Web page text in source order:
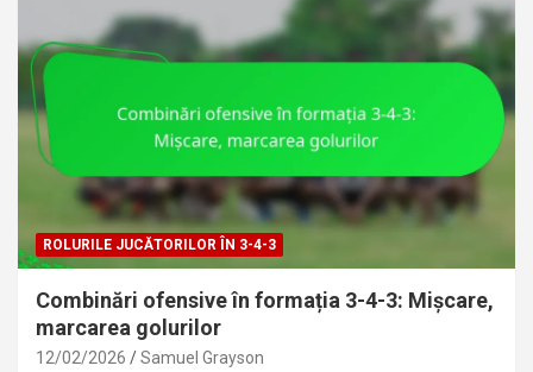
ROLURILE JUCĂTORILOR ÎN 3-4-3
Combinări ofensive în formația 3-4-3: Mișcare,
marcarea golurilor
12/02/2026 Samuel Grayson